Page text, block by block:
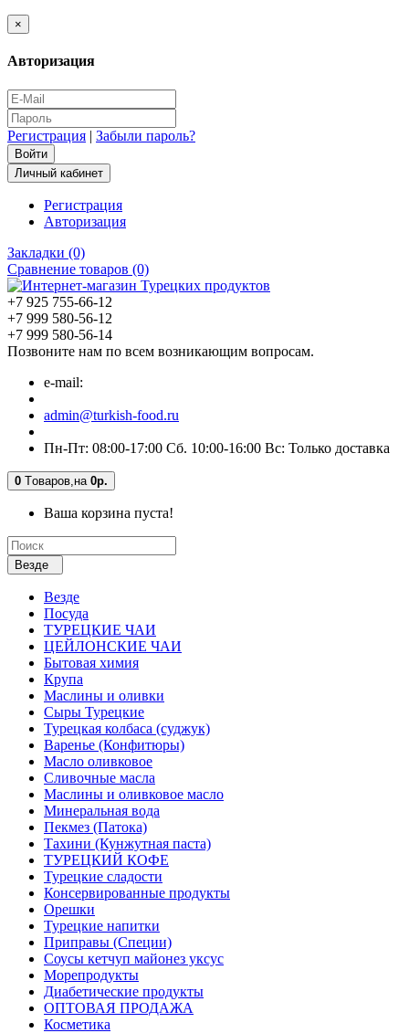
×
Авторизация
Регистрация | Забыли пароль?
Личный кабинет
Регистрация
Авторизация
Закладки (0)
Сравнение товаров (0)
+7 925 755-66-12
+7 999 580-56-12
+7 999 580-56-14
Позвоните нам по всем возникающим вопросам.
e-mail:
admin@turkish-food.ru
Пн-Пт: 08:00-17:00 Сб. 10:00-16:00 Вс: Только доставка
0 Tоваров, на 0р.
Ваша корзина пуста!
Везде
Везде
Посуда
ТУРЕЦКИЕ ЧАИ
ЦЕЙЛОНСКИЕ ЧАИ
Бытовая химия
Крупа
Маслины и оливки
Сыры Турецкие
Турецкая колбаса (суджук)
Варенье (Конфитюры)
Масло оливковое
Сливочные масла
Маслины и оливковое масло
Минеральная вода
Пекмез (Патока)
Тахини (Кунжутная паста)
ТУРЕЦКИЙ КОФЕ
Турецкие сладости
Консервированные продукты
Орешки
Турецкие напитки
Приправы (Специи)
Соусы кетчуп майонез уксус
Морепродукты
Диабетические продукты
ОПТОВАЯ ПРОДАЖА
Косметика